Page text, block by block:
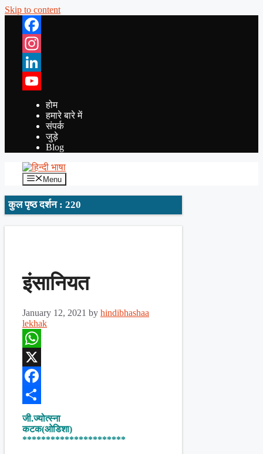
Skip to content
Facebook
Instagram
LinkedIn
YouTube
होम
हमारे बारे में
संपर्क
जुड़े
Blog
Menu
कुल पृष्ठ दर्शन : 220
इंसानियत
January 12, 2021 by hindibhashaa
lekhak
WhatsApp
X
Facebook
Share
जी.ज्योत्स्ना
कटक(ओडिशा)
**********************